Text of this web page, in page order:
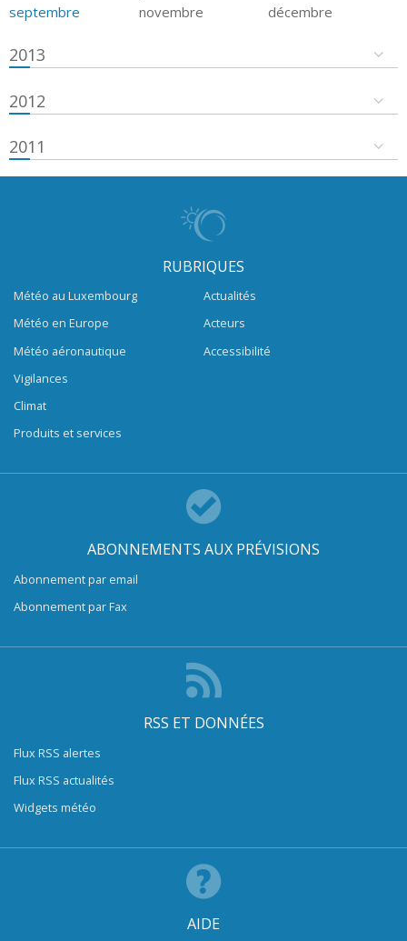
septembre
novembre décembre
2013
2012
2011
RUBRIQUES
Météo au Luxembourg
Météo en Europe
Météo aéronautique
Vigilances
Climat
Produits et services
Actualités
Acteurs
Accessibilité
ABONNEMENTS AUX PRÉVISIONS
Abonnement par email
Abonnement par Fax
RSS ET DONNÉES
Flux RSS alertes
Flux RSS actualités
Widgets météo
AIDE